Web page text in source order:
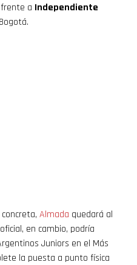
a Independiente
Almada quedará al
en cambio, podría
Juniors en el Más
la puesta a punto física